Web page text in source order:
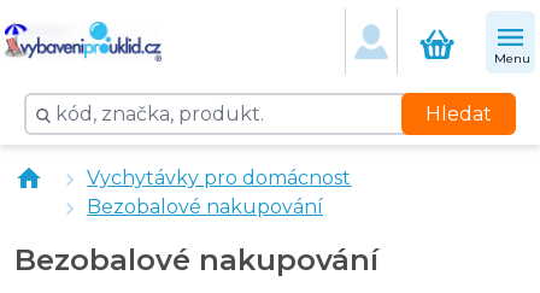
Voskovaný ubrousek BajaBee - S, Bloom, 1 ks
Menu
Hledat
Vychytávky pro domácnost
Bezobalové nakupování
Bezobalové nakupování